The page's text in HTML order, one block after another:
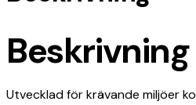
Beskrivning
Utvecklad för krävande miljöer